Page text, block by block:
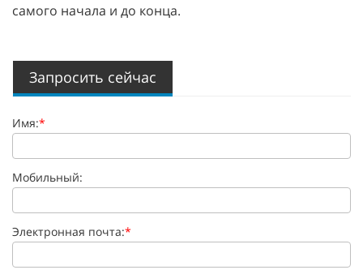
самого начала и до конца.
Запросить сейчас
Имя:*
Мобильный:
Электронная почта:*